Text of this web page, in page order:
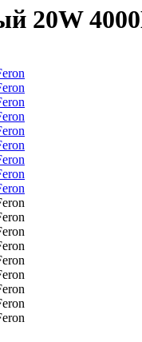
20W